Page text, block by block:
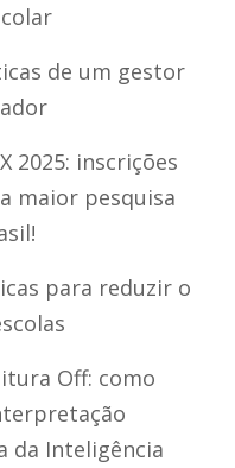
de um gestor
2025: inscrições
maior pesquisa
para reduzir o
Off: como
da Inteligência